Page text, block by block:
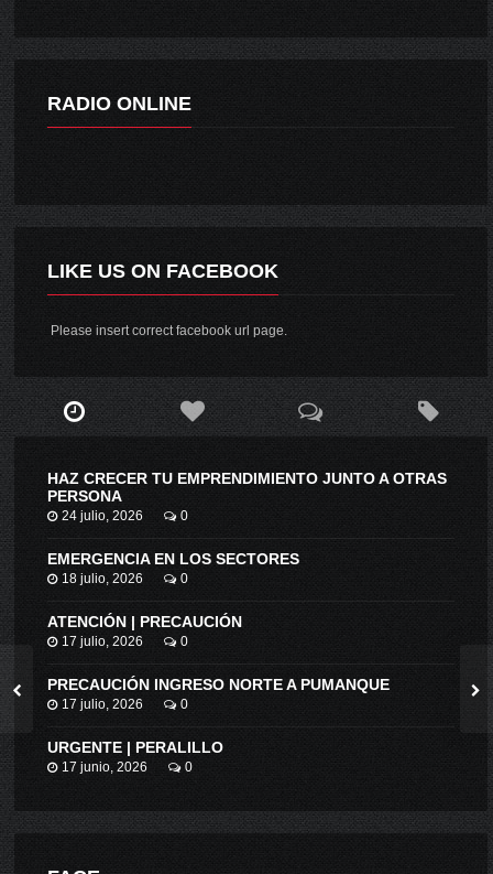
RADIO ONLINE
LIKE US ON FACEBOOK
Please insert correct facebook url page.
HAZ CRECER TU EMPRENDIMIENTO JUNTO A OTRAS
PERSONA
24 julio, 2026 0
EMERGENCIA EN LOS SECTORES
18 julio, 2026 0
ATENCIÓN | PRECAUCIÓN
17 julio, 2026 0
PRECAUCIÓN INGRESO NORTE A PUMANQUE
17 julio, 2026 0
URGENTE | PERALILLO
17 junio, 2026 0